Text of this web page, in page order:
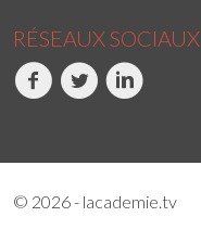
RÉSEAUX SOCIAUX
© 2026 - lacademie.tv